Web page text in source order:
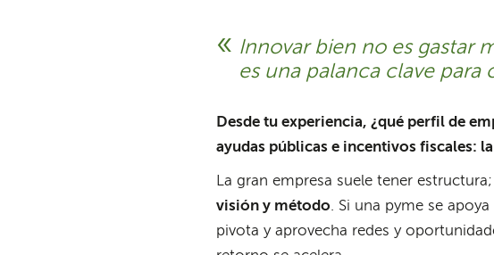
Innovar bien no es gastar
es una palanca clave para
Desde tu experiencia, ¿qué perfil de
ayudas públicas e incentivos fiscales:
La gran empresa suele tener
visión y método. Si una pyme se
pivota y aprovecha redes y